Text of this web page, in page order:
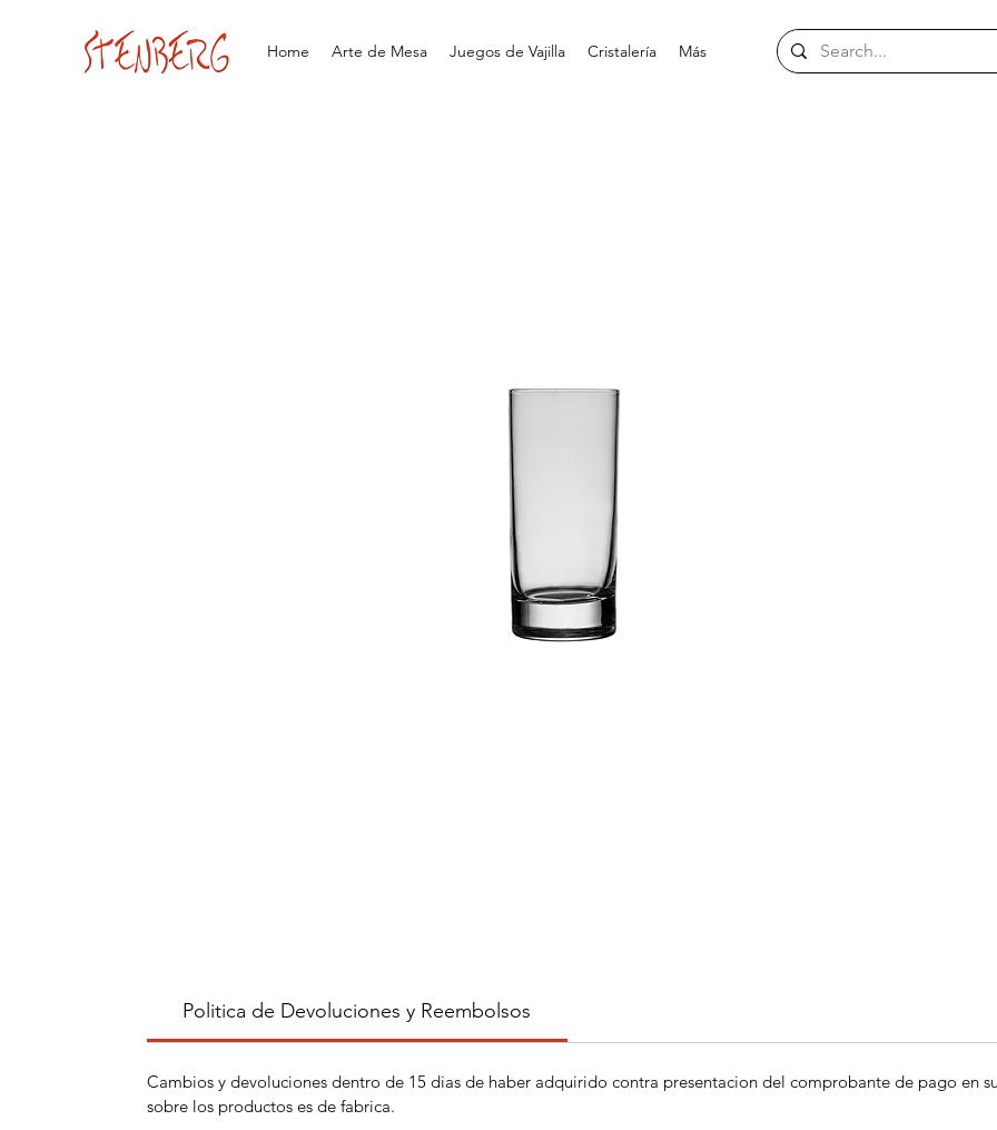
Home Arte de Mesa Juegos de Vajilla Cristalería Más
Politica de Devoluciones y Reembolsos
Cambios y devoluciones dentro de 15 dias de haber adquirido contra presentacion del comprobante de pago en
sobre los productos es de fabrica.